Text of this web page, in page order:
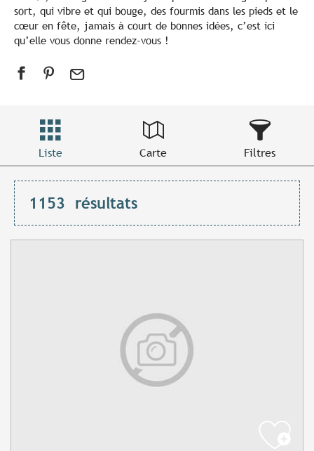
sort, qui vibre et qui bouge, des fourmis dans les pieds et le
cœur en fête, jamais à court de bonnes idées, c’est ici
qu’elle vous donne rendez-vous !
Liste Carte Filtres
1153 résultats